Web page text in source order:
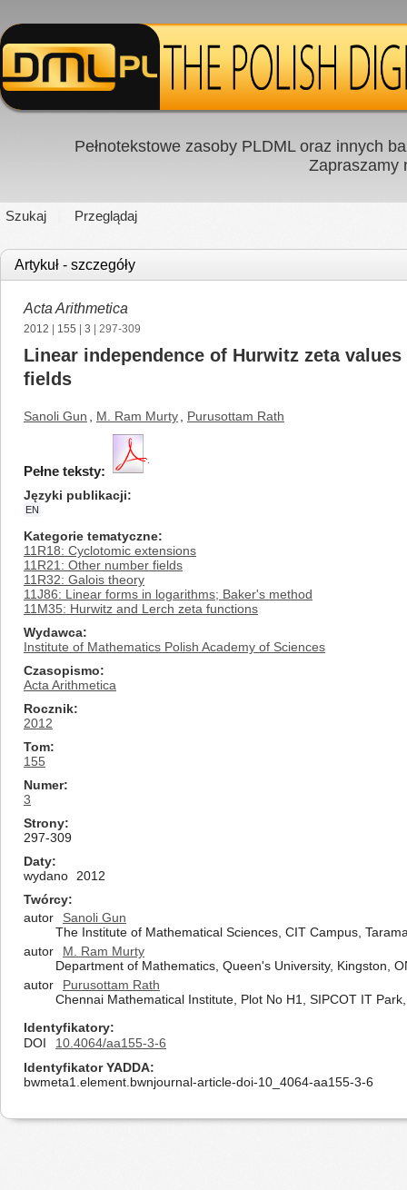
Pełnotekstowe zasoby PLDML oraz innych
Zapraszamy
Szukaj Przeglądaj
Artykuł - szczegóły
Acta Arithmetica
2012 155 3 | 297-309
Linear independence of Hurwitz zeta
fields
Sanoli Gun M. Ram Murty Purusottam Rath
Pełne teksty:
Języki publikacji
EN
Kategorie tematyczne
11R18: Cyclotomic extensions
11R21: Other number fields
11R32: Galois theory
11J86: Linear forms in logarithms; Baker's method
11M35: Hurwitz and Lerch zeta functions
Wydawca
Institute of Mathematics Polish Academy of Sciences
Czasopismo
Acta Arithmetica
Rocznik
2012
Tom
155
Numer
3
Strony
297-309
Daty
wydano
2012
Twórcy
autor
Sanoli Gun
The Institute of Mathematical Sciences, CIT Campus,
autor
M. Ram Murty
Department of Mathematics, Queen's University, Kingston,
autor
Purusottam Rath
Chennai Mathematical Institute, Plot No H1, SIPCOT IT
Identyfikatory
DOI
10.4064/aa155-3-6
Identyfikator YADDA
bwmeta1.element.bwnjournal-article-doi-10_4064-aa155-3-6